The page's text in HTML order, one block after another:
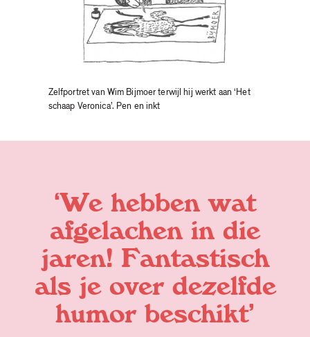
Zelfportret van Wim Bijmoer terwijl hij werkt aan ‘Het
schaap Veronica’. Pen en inkt
‘We hebben wat
afgelachen in die
jaren! Fantastisch
als je over dezelfde
humor beschikt’